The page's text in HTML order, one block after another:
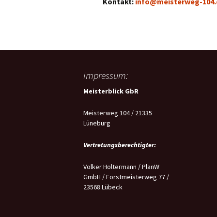
Impressum:
Meisterblick GbR
Meisterweg 104 / 21335
Lüneburg
Vertretungsberechtigter:
Volker Holtermann / PlanW
GmbH / Forstmeisterweg 77 /
23568 Lübeck